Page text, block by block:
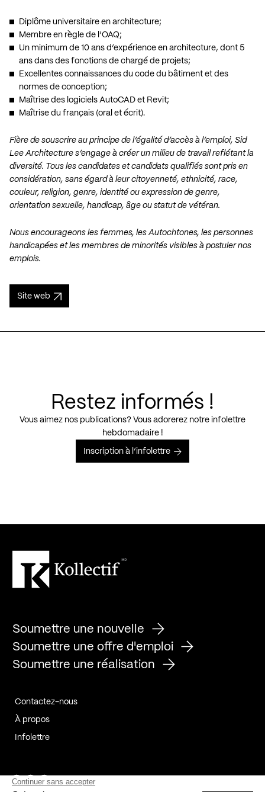
Diplôme universitaire en architecture;
Membre en règle de l’OAQ;
Un minimum de 10 ans d’expérience en architecture, dont 5
ans dans des fonctions de chargé de projets;
Excellentes connaissances du code du bâtiment et des
normes de conception;
Maîtrise des logiciels AutoCAD et Revit;
Maîtrise du français (oral et écrit).
Fière de souscrire au principe de l’égalité d’accès à l’emploi, Sid
Lee Architecture s’engage à créer un milieu de travail reflétant la
diversité. Tous les candidates et candidats qualifiés sont pris en
considération, sans égard à leur citoyenneté, ethnicité, race,
couleur, religion, genre, identité ou expression de genre,
orientation sexuelle, handicap, âge ou statut de vétéran.
Nous encourageons les femmes, les Autochtones, les personnes
handicapées et les membres de minorités visibles à postuler nos
emplois.
Site web
Restez informés !
Vous aimez nos publications? Vous adorerez notre infolettre
hebdomadaire !
Inscription à l’infolettre
Soumettre une nouvelle
Soumettre une offre d'emploi
Soumettre une réalisation
Contactez-nous
À propos
Infolettre
Page Facebook de Kollectif
Page Instagram de Kollectif
Page Linkedin de Kollectif